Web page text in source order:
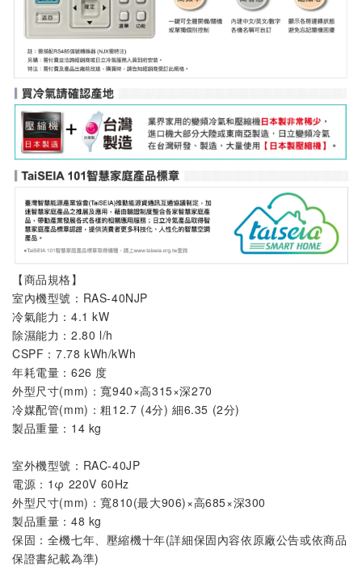
【商品規格】
室內機型號： RAS-40NJP
冷氣能力：4.1 kW
除濕能力：2.80 l/h
CSPF：7.78 kWh/kWh
年耗電量：626 度
外型尺寸(mm)：寬940×高315×深270
冷媒配管(mm)：粗12.7 (4分) 細6.35 (2分)
製品重量：14 kg
室外機型號 ： RAC-40JP
電源：1φ 220V 60Hz
外型尺寸(mm)：寬810(最大906)×高685×深300
製品重量：48 kg
保固：全機七年、壓縮機十年(詳細保固內容依原廠公告或依商品
保證書紀載為準)